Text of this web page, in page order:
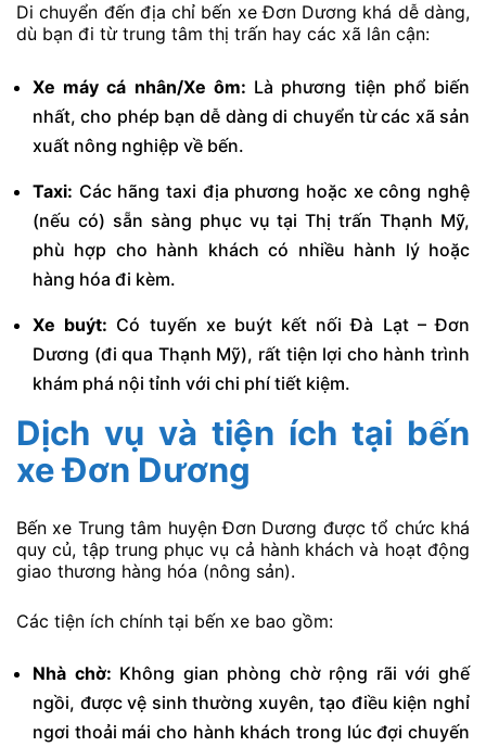
Di chuyển đến địa chỉ bến xe Đơn Dương khá dễ dàng,
dù bạn đi từ trung tâm thị trấn hay các xã lân cận:
Xe máy cá nhân/Xe ôm: Là phương tiện phổ biến
nhất, cho phép bạn dễ dàng di chuyển từ các xã sản
xuất nông nghiệp về bến.
Taxi: Các hãng taxi địa phương hoặc xe công nghệ
(nếu có) sẵn sàng phục vụ tại Thị trấn Thạnh Mỹ,
phù hợp cho hành khách có nhiều hành lý hoặc
hàng hóa đi kèm.
Xe buýt: Có tuyến xe buýt kết nối Đà Lạt – Đơn
Dương (đi qua Thạnh Mỹ), rất tiện lợi cho hành trình
khám phá nội tỉnh với chi phí tiết kiệm.
Dịch vụ và tiện ích tại bến
xe Đơn Dương
Bến xe Trung tâm huyện Đơn Dương được tổ chức khá
quy củ, tập trung phục vụ cả hành khách và hoạt động
giao thương hàng hóa (nông sản).
Các tiện ích chính tại bến xe bao gồm:
Nhà chờ: Không gian phòng chờ rộng rãi với ghế
ngồi, được vệ sinh thường xuyên, tạo điều kiện nghỉ
ngơi thoải mái cho hành khách trong lúc đợi chuyến